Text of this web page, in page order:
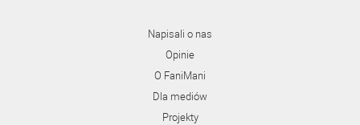
Napisali o nas
Opinie
O FaniMani
Dla mediów
Projekty